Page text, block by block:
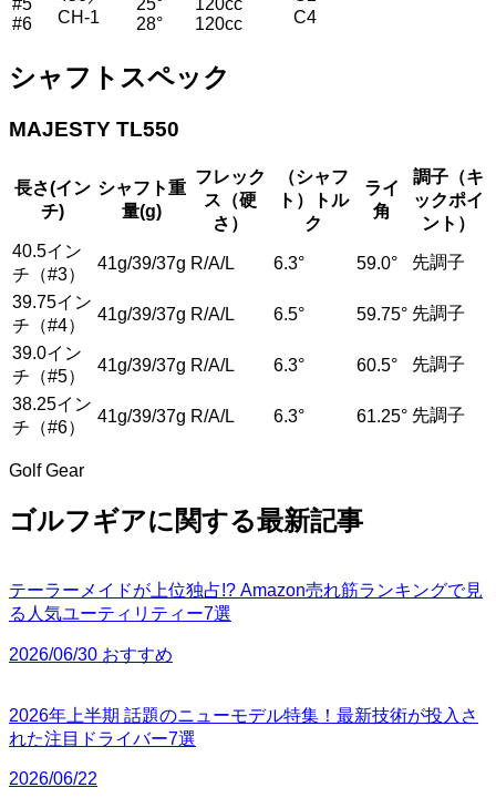
#5
#6
CH-1
25°
28°
120cc
120cc
C4
シャフトスペック
MAJESTY TL550
長さ(イン
チ)
シャフト重
量(g)
フレック
ス（硬
さ）
（シャフ
ト）トル
ク
ライ
角
調子（キ
ックポイ
ント）
40.5イン
チ（#3）
41g/39/37g R/A/L 6.3° 59.0° 先調子
39.75イン
チ（#4）
41g/39/37g R/A/L 6.5° 59.75° 先調子
39.0イン
チ（#5）
41g/39/37g R/A/L 6.3° 60.5° 先調子
38.25イン
チ（#6）
41g/39/37g R/A/L 6.3° 61.25° 先調子
Golf Gear
ゴルフギアに関する最新記事
テーラーメイドが上位独占!? Amazon売れ筋ランキングで見
る人気ユーティリティー7選
2026/06/30 おすすめ
2026年上半期 話題のニューモデル特集！最新技術が投入さ
れた注目ドライバー7選
2026/06/22